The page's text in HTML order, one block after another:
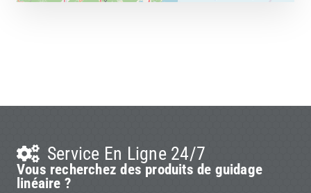
Service En Ligne 24/7
Vous recherchez des produits de guidage
linéaire ?